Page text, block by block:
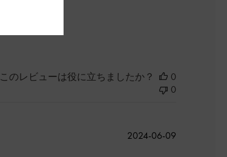
このレビューは役に立ちましたか？
0
0
公
2024-06-09